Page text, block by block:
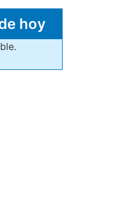
hoy